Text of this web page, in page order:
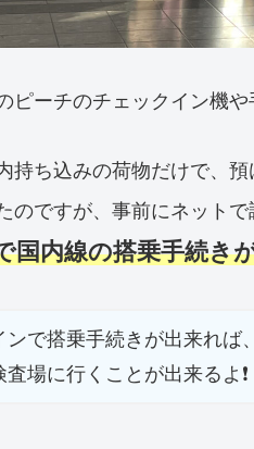
ピーチのチェックイン機
持ち込みの荷物だけで、
のですが、事前にネットで
国内線の搭乗手続き
ンで搭乗手続きが出来れば
場に行くことが出来るよ❗️